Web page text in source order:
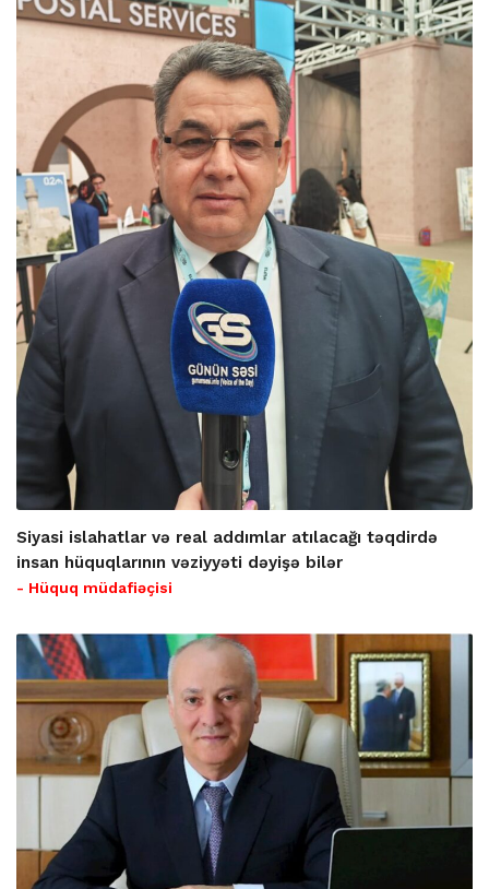
Siyasi islahatlar və real addımlar atılacağı təqdirdə
insan hüquqlarının vəziyyəti dəyişə bilər
- Hüquq müdafiəçisi